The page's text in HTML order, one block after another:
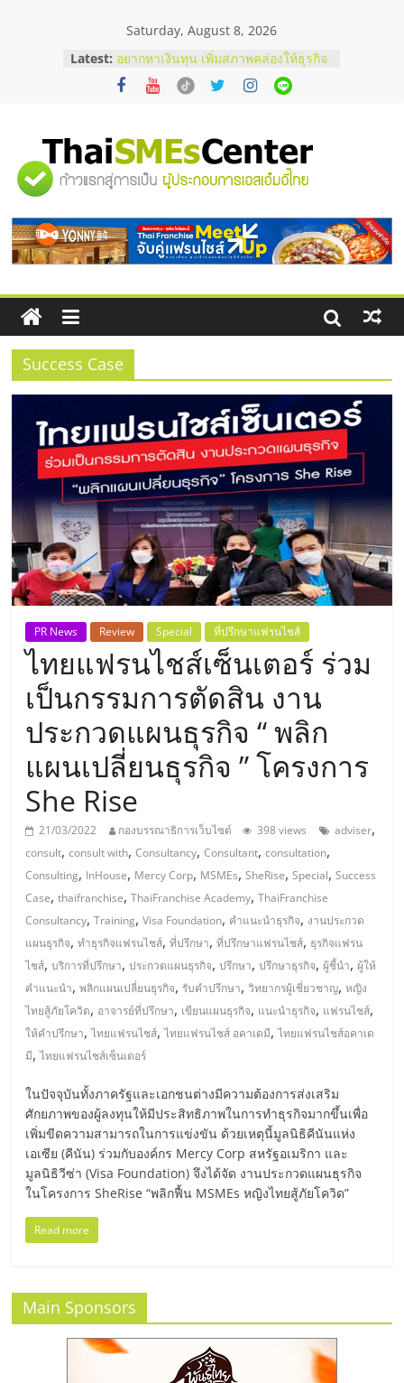
Saturday, August 8, 2026
Latest: อยากหาเงินทุน เพิ่มสภาพคล่องให้ธุรกิจ
เริ่มยังไงให้ผ่านฉลุย
สัมมนาออนไลน์ โอกาสบริหารสถานี
ThaiFranchise Meet Up จับคู่แฟรน
ไชส์ ครั้งที่ 8
ร้านเครื่องเสียงคุณภาพสูง พร้อม
บริษัท Cybersecurity ในไทยที่ไหนดี?
วิธีเลือกผู้ให้บริการให้คุ้มค่าและตอบ
โจทย์ธุรกิจ
"ศูนย์
รวม
ข้อมูล
ธุรกิจ
SME
แห่ง
ประเทศไทย,
ThaiSMEsCenter,
รวม
ธุรกิจ
เอ
ส
เอ็
มอี
ไทย,
SMEs,
แฟ
รน
ไชส์,
ที่
ปรึกษา
แฟ
ไชส์,
Success Case
PR News Review Special ที่ปรึกษาแฟรนไชส์
ไทยแฟรนไชส์เซ็นเตอร์ ร่วม
เป็นกรรมการตัดสิน งาน
ประกวดแผนธุรกิจ “ พลิก
แผนเปลี่ยนธุรกิจ ” โครงการ
She Rise
21/03/2022 กองบรรณาธิการเว็บไซต์ 398 views adviser,
consult,consult with,Consultancy,Consultant,consultation,
Consulting, InHouse, Mercy Corp, MSMEs,SheRise,Special,Success
Case,thaifranchise,ThaiFranchise Academy,ThaiFranchise
Consultancy,Training,Visa Foundation, คำแนะนำธุรกิจ, งานประกวด
แผนธุรกิจ,ทำธุรกิจแฟรนไชส์,ที่ปรึกษา,ที่ปรึกษาแฟรนไชส์, ธุรกิจแฟรน
ไชส์,บริการที่ปรึกษา,ประกวดแผนธุรกิจ,ปรึกษา,ปรึกษาธุรกิจ,ผู้ชี้นำ,ผู้ให้
คำแนะนำ,พลิกแผนเปลี่ยนธุรกิจ, รับคำปรึกษา,วิทยากรผู้เชี่ยวชาญ,หญิง
ไทยสู้ภัยโควิด, อาจารย์ที่ปรึกษา, เขียนแผนธุรกิจ, แนะนำธุรกิจ, แฟรนไชส์,
ให้คำปรึกษา,ไทยแฟรนไชส์,ไทยแฟรนไชส์ อคาเดมี,ไทยแฟรนไชส์อคาเด
มี,ไทยแฟรนไชส์เซ็นเตอร์
ในปัจจุบันทั้งภาครัฐและเอกชนต่างมีความต้องการส่งเสริม
ศักยภาพของผู้ลงทุนให้มีประสิทธิภาพในการทำธุรกิจมากขึ้นเพื่อ
เพิ่มขีดความสามารถในการแข่งขัน ด้วยเหตุนี้มูลนิธิคีนันแห่ง
เอเซีย (คีนัน) ร่วมกับองค์กร Mercy Corp สหรัฐอเมริกา และ
มูลนิธิวีซ่า (Visa Foundation) จึงได้จัด งานประกวดแผนธุรกิจ
ในโครงการ SheRise “พลิกฟื้น MSMEs หญิงไทยสู้ภัยโควิด”
Read more
Main Sponsors